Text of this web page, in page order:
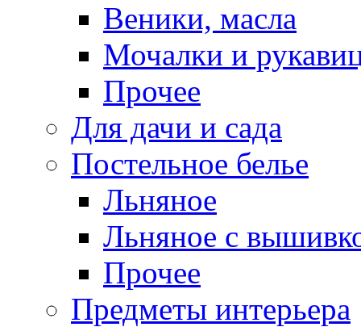
Веники, масла
Мочалки и
Прочее
Для дачи и сада
Постельное белье
Льняное
Льняное с
Прочее
Предметы интерьера